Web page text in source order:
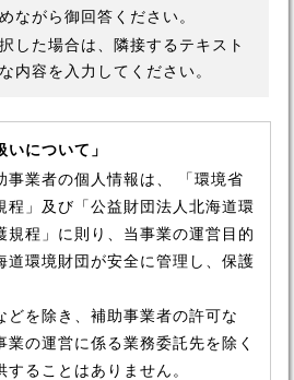
ながら御回答ください。
した場合は、隣接するテキスト
内容を入力してください。
いについて」
事業者の個人情報は、 「環境省
程」及び「公益財団法人北海道環
規程」に則り、当事業の運営目的
道環境財団が安全に管理し、保護
どを除き、補助事業者の許可な
業の運営に係る業務委託先を除く
ることはありません。